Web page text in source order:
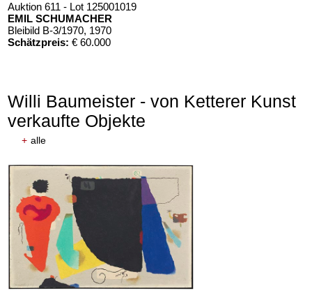
Auktion 611 - Lot 125001019
EMIL SCHUMACHER
Bleibild B-3/1970, 1970
Schätzpreis: € 60.000
Willi Baumeister - von Ketterer Kunst
verkaufte Objekte
+ alle